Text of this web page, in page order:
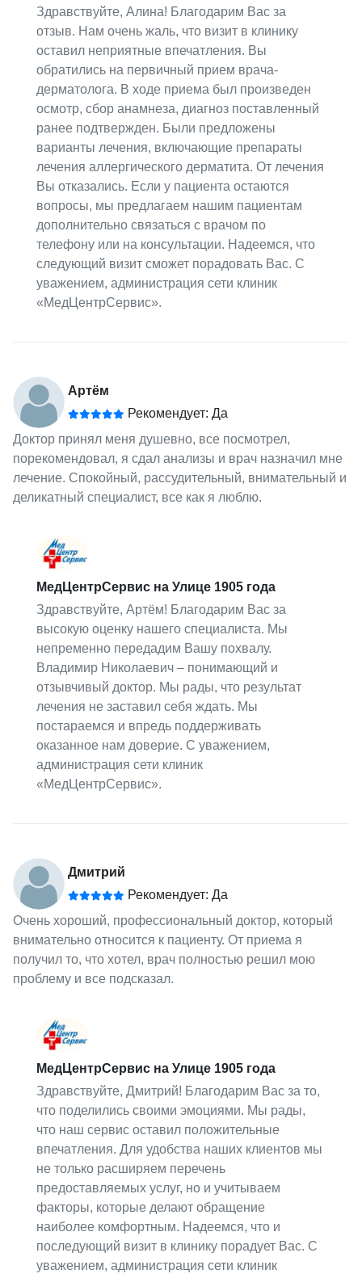
Здравствуйте, Алина! Благодарим Вас за
отзыв. Нам очень жаль, что визит в клинику
оставил неприятные впечатления. Вы
обратились на первичный прием врача-
дерматолога. В ходе приема был произведен
осмотр, сбор анамнеза, диагноз поставленный
ранее подтвержден. Были предложены
варианты лечения, включающие препараты
лечения аллергического дерматита. От лечения
Вы отказались. Если у пациента остаются
вопросы, мы предлагаем нашим пациентам
дополнительно связаться с врачом по
телефону или на консультации. Надеемся, что
следующий визит сможет порадовать Вас. С
уважением, администрация сети клиник
«МедЦентрСервис».
Артём
Рекомендует: Да
Доктор принял меня душевно, все посмотрел,
порекомендовал, я сдал анализы и врач назначил мне
лечение. Спокойный, рассудительный, внимательный и
деликатный специалист, все как я люблю.
МедЦентрСервис на Улице 1905 года
Здравствуйте, Артём! Благодарим Вас за
высокую оценку нашего специалиста. Мы
непременно передадим Вашу похвалу.
Владимир Николаевич – понимающий и
отзывчивый доктор. Мы рады, что результат
лечения не заставил себя ждать. Мы
постараемся и впредь поддерживать
оказанное нам доверие. С уважением,
администрация сети клиник
«МедЦентрСервис».
Дмитрий
Рекомендует: Да
Очень хороший, профессиональный доктор, который
внимательно относится к пациенту. От приема я
получил то, что хотел, врач полностью решил мою
проблему и все подсказал.
МедЦентрСервис на Улице 1905 года
Здравствуйте, Дмитрий! Благодарим Вас за то,
что поделились своими эмоциями. Мы рады,
что наш сервис оставил положительные
впечатления. Для удобства наших клиентов мы
не только расширяем перечень
предоставляемых услуг, но и учитываем
факторы, которые делают обращение
наиболее комфортным. Надеемся, что и
последующий визит в клинику порадует Вас. С
уважением, администрация сети клиник